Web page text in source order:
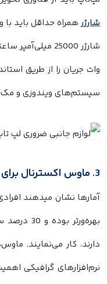
شارژرهمراه حداقل باید
سیستم‌های ویندوزی و
3. ماوس اکسترنال برای ناوبری سریع‌تر
بهره‌ورتر
دارند، کار می‌نمایند.